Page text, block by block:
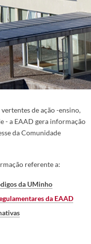
de ação -ensino,
- a EAAD gera informação
da Comunidade
referente a:
da UMinho
da EAAD